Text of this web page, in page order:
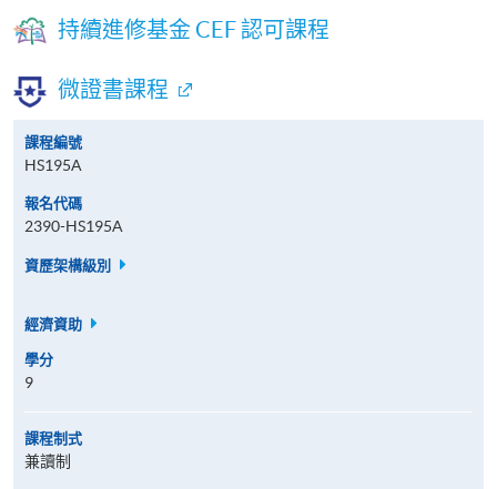
持續進修基金 CEF 認可課程
微證書課程
課程編號
HS195A
報名代碼
2390-HS195A
資歷架構級別
經濟資助
學分
9
課程制式
兼讀制